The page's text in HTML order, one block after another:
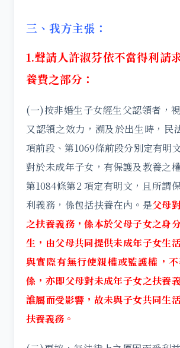
三、我方主張：
1.聲請人許淑芬依不當得利請
養費之部分：
(一)按非婚生子女經生父認領者，
又認領之效力，溯及於出生時，民
項前段、第1069條前段分別定有明
對於未成年子女，有保護及教養之
第1084條第2 項定有明文，且所謂
利義務，係包括扶養在內。是父母
之扶養義務，係本於父母子女之身
生，由父母共同提供未成年子女生
與實際有無行使親權或監護權，
係，亦即父母對未成年子女之扶養
誰屬而受影響，故未與子女共同生
扶養義務。